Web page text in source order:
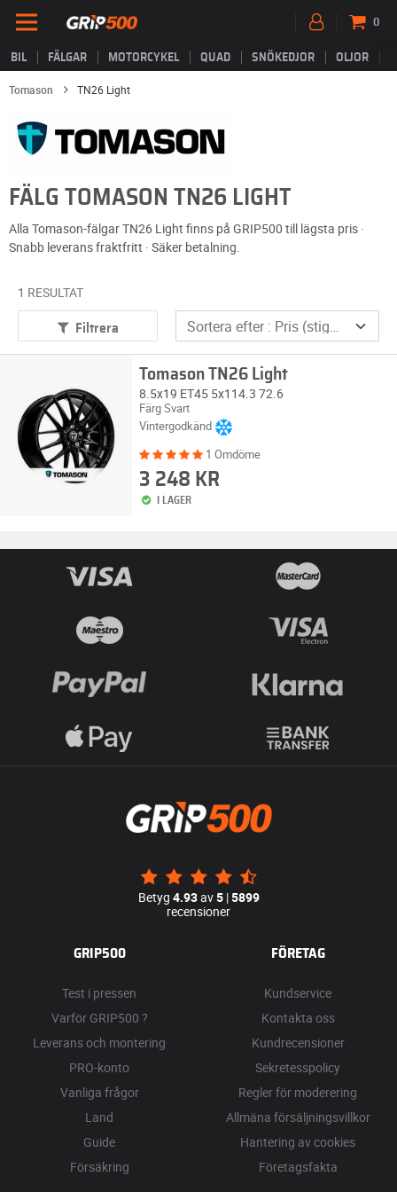
BIL FÄLGAR MOTORCYKEL QUAD SNÖKEDJOR OLJOR
0
Tomason TN26 Light
FÄLG TOMASON TN26 LIGHT
Alla Tomason-fälgar TN26 Light finns på GRIP500 till lägsta pris ·
Snabb leverans fraktfritt · Säker betalning.
1 RESULTAT
Filtrera
Tomason TN26 Light
8.5x19 ET45 5x114.3 72.6
Färg Svart
Vintergodkänd
1 Omdöme
3 248 KR
I LAGER
Betyg 4.93av5|5899
recensioner
GRIP500
Test i pressen
Varför GRIP500 ?
Leverans och montering
PRO-konto
Vanliga frågor
Land
Guide
Försäkring
FÖRETAG
Kundservice
Kontakta oss
Kundrecensioner
Sekretesspolicy
Regler för moderering
Allmäna försäljningsvillkor
Hantering av cookies
Företagsfakta